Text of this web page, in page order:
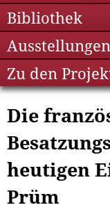
Bibliothek
Ausstellungen
Zu den
Die
heutigen
Prüm